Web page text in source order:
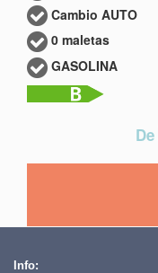
Cambio AUTO
0 maletas
GASOLINA
De
Info: